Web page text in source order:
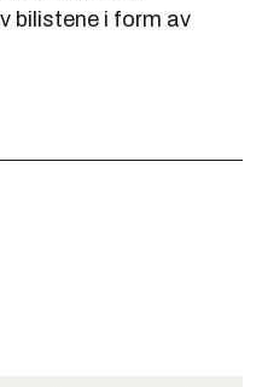
bilistene i form av